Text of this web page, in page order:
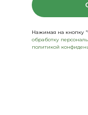
Нажимая на кнопку
обработку
политикой